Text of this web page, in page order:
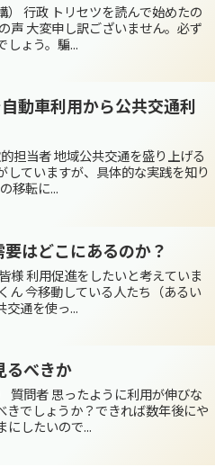
行政 トリセツを読んで始めたの
声 大変申し訳ございません。必ず
しょう。騙...
動車利用から公共交通利
当者 地域公共交通を盛り上げる
ていますが、具体的な実践を知り
移転に...
はどこにあるのか？
利用促進をしたいと考えていま
ん 今移動している人たち（あるい
交通を使っ...
るべきか
質問者 思ったように利用が伸びな
でしょうか？できれば数年後にや
にしたいので...